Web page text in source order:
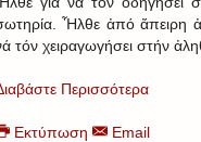
Ἦλθε ἀπό ἄπειρη
τόν χειραγωγήσει στήν
Περισσότερα
Εκτύπωση Email